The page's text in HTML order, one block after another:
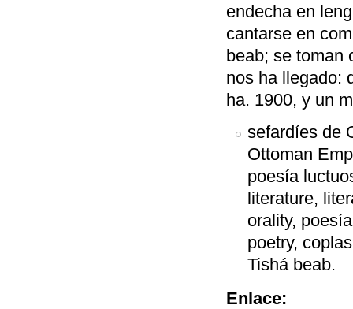
endecha en
cantarse en
beab; se toman
nos ha llegado:
ha. 1900, y un
sefardíes de
Ottoman
poesía
literature,
orality,
poetry,
Tishá beab.
Enlace: